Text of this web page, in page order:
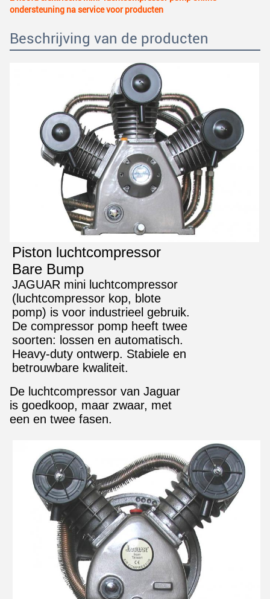
ondersteuning na service voor producten
Beschrijving van de producten
Piston luchtcompressor
Bare Bump
JAGUAR mini luchtcompressor
(luchtcompressor kop, blote
pomp) is voor industrieel gebruik.
De compressor pomp heeft twee
soorten: lossen en automatisch.
Heavy-duty ontwerp. Stabiele en
betrouwbare kwaliteit.
De luchtcompressor van Jaguar
is goedkoop, maar zwaar, met
een en twee fasen.